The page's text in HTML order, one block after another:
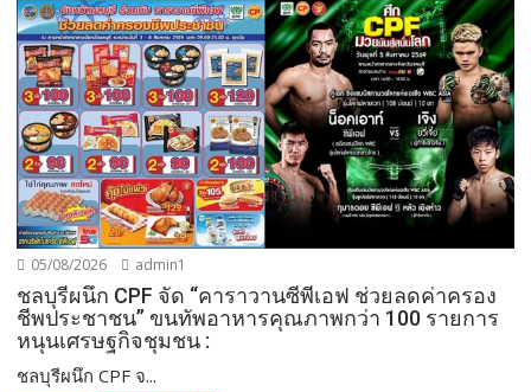
05/08/2026 admin1
ชลบุรีผนึก CPF จัด “คาราวานซีพีเอฟ ช่วยลดค่าครอง
ชีพประชาชน” ขนทัพอาหารคุณภาพกว่า 100 รายการ
หนุนเศรษฐกิจชุมชน :
ชลบุรีผนึก CPF จ...